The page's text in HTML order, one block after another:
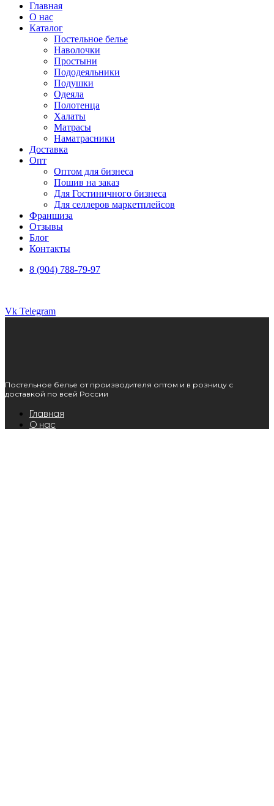
Главная
О нас
Каталог
Постельное белье
Наволочки
Простыни
Пододеяльники
Подушки
Одеяла
Полотенца
Халаты
Матрасы
Наматрасники
Доставка
Опт
Оптом для бизнеса
Пошив на заказ
Для Гостиничного бизнеса
Для селлеров маркетплейсов
Франшиза
Отзывы
Блог
Контакты
8 (904) 788-79-97
Vk Telegram
Постельное белье от производителя оптом и в розницу с
доставкой по всей России
Главная
О нас